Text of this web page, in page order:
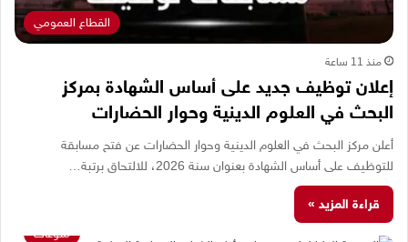
القطاع العمومي
منذ 11 ساعة
إعلان توظيف جديد على أساس الشهادة بمركز
البحث في العلوم الدينية وحوار الحضارات
أعلن مركز البحث في العلوم الدينية وحوار الحضارات عن فتح مسابقة
للتوظيف على أساس الشهادة بعنوان سنة 2026، للالتحاق برتبة…
قراءة المزيد »
منوعات